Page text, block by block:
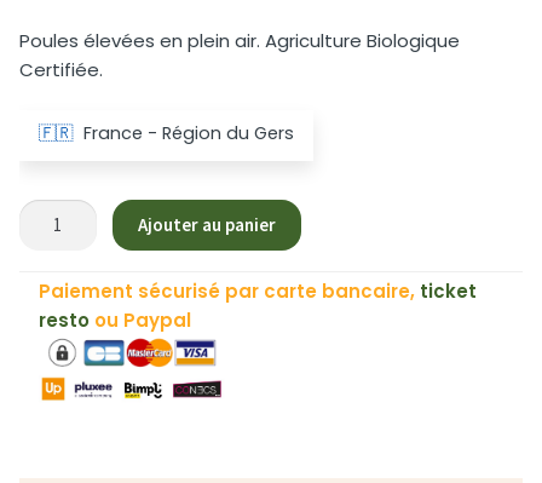
Poules élevées en plein air. Agriculture Biologique
Certifiée.
🇫🇷 France - Région du Gers
quantité
Extra
Frais
Plein
Ajouter au panier
Paiement sécurisé par carte bancaire, ticket
resto ou Paypal